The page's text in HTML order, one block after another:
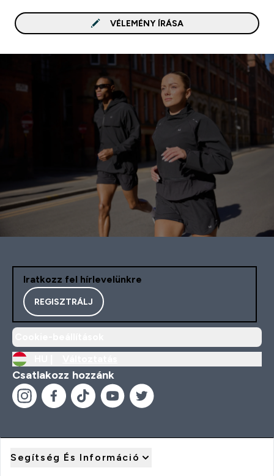
VÉLEMÉNY ÍRÁSA
Iratkozz fel hírlevelünkre
REGISZTRÁLJ
Csatlakozz hozzánk
Segítség És Információ